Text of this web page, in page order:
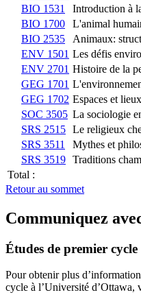
BIO 1531
Introduction à
BIO 1700
L'animal
BIO 2535
Animaux:
ENV 1501 Les défis
ENV 2701 Histoire de la
GEG 1701
GEG 1702 Espaces et
SOC 3505 La sociologie
SRS 2515 Le religieux
SRS 3511
Mythes et
SRS 3519 Traditions
Total :
Retour au sommet
Communiquez
Études de premier cycle
Pour obtenir plus
cycle à l’Université d’Ottawa,